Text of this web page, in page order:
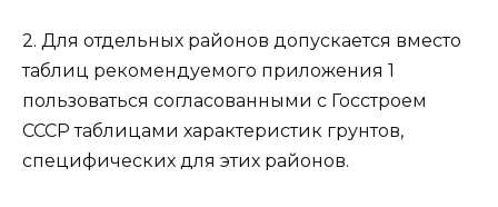
2. Для отдельных районов допускается вместо
таблиц рекомендуемого приложения 1
пользоваться согласованными с Госстроем
СССР таблицами характеристик грунтов,
специфических для этих районов.